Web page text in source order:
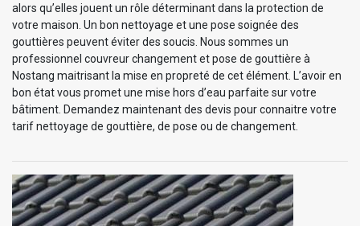
alors qu’elles jouent un rôle déterminant dans la protection de
votre maison. Un bon nettoyage et une pose soignée des
gouttières peuvent éviter des soucis. Nous sommes un
professionnel couvreur changement et pose de gouttière à
Nostang maitrisant la mise en propreté de cet élément. L’avoir en
bon état vous promet une mise hors d’eau parfaite sur votre
bâtiment. Demandez maintenant des devis pour connaitre votre
tarif nettoyage de gouttière, de pose ou de changement.